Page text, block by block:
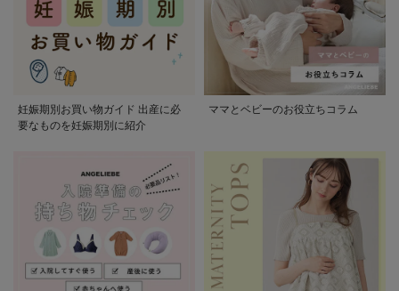
妊娠期別お買い物ガイド 出産に必
要なものを妊娠期別に紹介
ママとベビーのお役立ちコラム